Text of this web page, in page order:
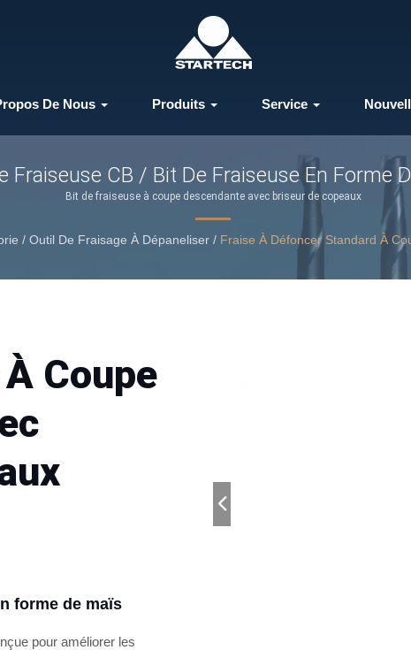
De Nous Produits Service
Fraiseuse CB / Bit De Fraiseuse En Forme
Bit de fraiseuse à coupe descendante avec briseur de copeaux
/ Outil De Fraisage À Dépaneliser / Fraise À Défoncer Standard À
Coupe
forme de maïs
pour améliorer les